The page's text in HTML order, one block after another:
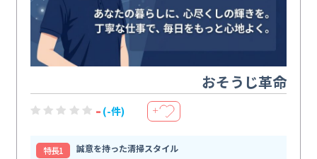
おそうじ革命
- (-件) ＋
特⻑1
誠意を持った清掃スタイル